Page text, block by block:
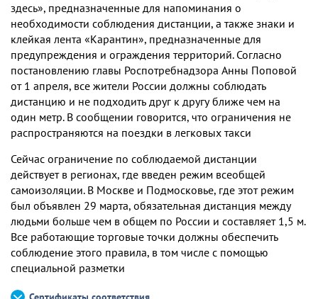
здесь», предназначенные для напоминания о
необходимости соблюдения дистанции, а также знаки и
клейкая лента «Карантин», предназначенные для
предупреждения и ограждения территорий. Согласно
постановлению главы Роспотребнадзора Анны Поповой
от 1 апреля, все жители России должны соблюдать
дистанцию и не подходить друг к другу ближе чем на
один метр. В сообщении говорится, что ограничения не
распространяются на поездки в легковых такси
Сейчас ограничение по соблюдаемой дистанции
действует в регионах, где введен режим всеобщей
самоизоляции. В Москве и Подмосковье, где этот режим
был объявлен 29 марта, обязательная дистанция между
людьми больше чем в общем по России и составляет 1,5 м.
Все работающие торговые точки должны обеспечить
соблюдение этого правила, в том числе с помощью
специальной разметки